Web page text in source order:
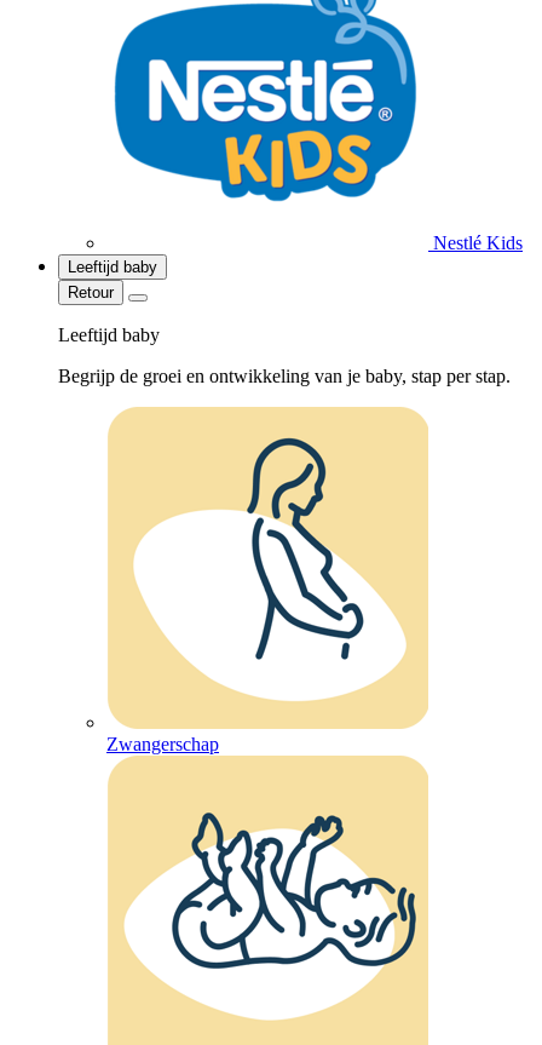
Nestlé Kids
Leeftijd baby
Retour
Leeftijd baby
Begrijp de groei en ontwikkeling van je baby, stap per stap.
Zwangerschap